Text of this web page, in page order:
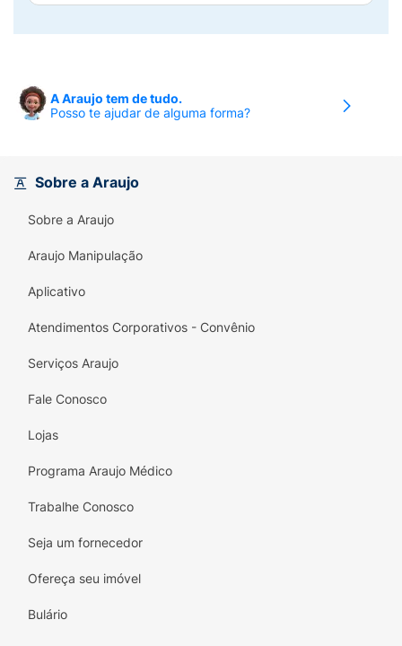
A Araujo tem de tudo.
Posso te ajudar de alguma forma?
Sobre a Araujo
Sobre a Araujo
Araujo Manipulação
Aplicativo
Atendimentos Corporativos - Convênio
Serviços Araujo
Fale Conosco
Lojas
Programa Araujo Médico
Trabalhe Conosco
Seja um fornecedor
Ofereça seu imóvel
Bulário